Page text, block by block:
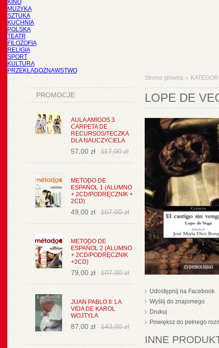
KINO
MUZYKA
SZTUKA
KUCHNIA
POLSKA
TEATR
FILOZOFIA
RELIGIA
SPORT
KULTURA
PRZEKŁADOZNAWSTWO
PROMOCJE
AULA AMIGOS 3
CARPETA DE
RECURSOS/TECZKA
DLA NAUCZYCIELA
57,00 zł 117,00 zł
METODO DE
ESPAŃOL 1 (ALUMNO
+ 2CD/PODRĘCZNIK +
2CD)
49,00 zł 107,00 zł
METODO DE
ESPAŃOL 2 (ALUMNO
+ 2CD/PODRĘCZNIK
+2CD)
79,00 zł 107,00 zł
JUAN PABLO II: LA
VIDA DE KAROL
WOJTYLA
87,00 zł 143,00 zł
Strona główna >
LOPE DE
Udostępnij na Facebook
Wyślij do znajomego
Drukuj
Powiększ do pełnego
INNE